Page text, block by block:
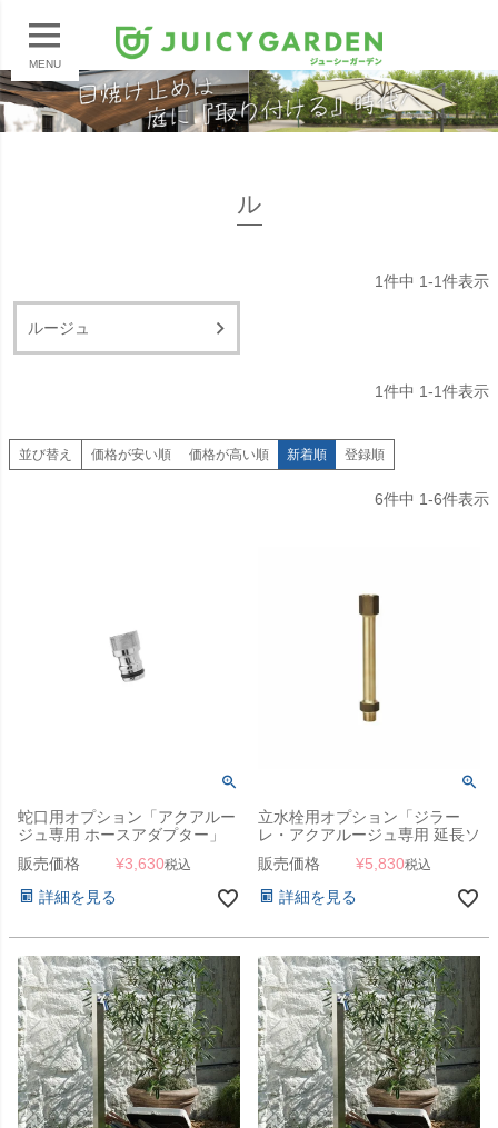
MENU
ル
1件中 1-1件表示
ルージュ
1件中 1-1件表示
並び替え 価格が安い順 価格が高い順 新着順 登録順
6件中 1-6件表示
蛇口用オプション「アクアルー
ジュ専用 ホースアダプター」
販売価格
¥3,630税込
詳細を見る
立水栓用オプション「ジラー
レ・アクアルージュ専用 延長ソ
ケット」
販売価格 ¥5,830税込
詳細を見る